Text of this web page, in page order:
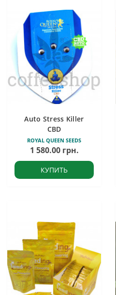
Auto Stress Killer
CBD
ROYAL QUEEN SEEDS
1 580.00 грн.
КУПИТЬ